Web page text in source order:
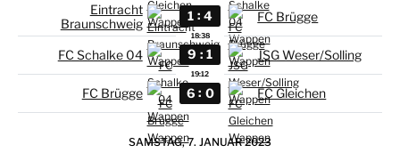
Eintracht
Braunschweig
1 : 4 FC Brügge
18:38
FC Schalke 04 9 : 1 JSG Weser/Solling
19:12
FC Brügge 6 : 0 FC Gleichen
SAMSTAG, 7. JANUAR 2023